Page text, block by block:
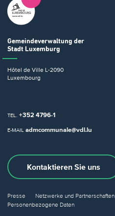
Gemeindeverwaltung der
Stadt Luxemburg
Hôtel de Ville L-2090
Luxembourg
TEL. +352 4796-1
E-MAIL admcommunale@vdl.lu
Kontaktieren Sie uns
Presse Netzwerke und Partnerschaften
Personenbezogene Daten